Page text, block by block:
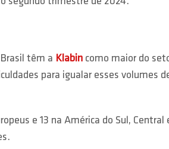
têm a Klabin como maior do
para igualar esses volumes
e 13 na América do Sul,